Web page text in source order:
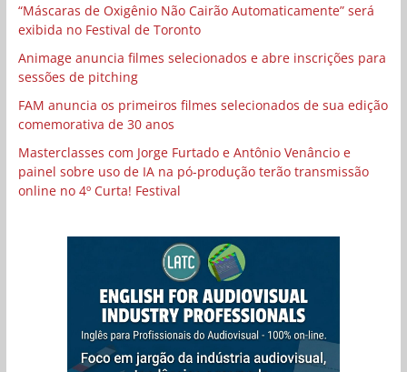
“Máscaras de Oxigênio Não Cairão Automaticamente” será
exibida no Festival de Toronto
Animage anuncia filmes selecionados e abre inscrições para
sessões de pitching
FAM anuncia os primeiros filmes selecionados de sua edição
comemorativa de 30 anos
Masterclasses com Jorge Furtado e Antônio Venâncio e
painel sobre uso de IA na pó-produção terão transmissão
online no 4º Curta! Festival